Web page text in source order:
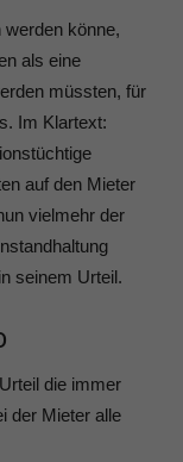
könne,
als eine
müssten, für
Im Klartext:
auf den Mieter
vielmehr der
seinem Urteil.
die immer
der Mieter alle